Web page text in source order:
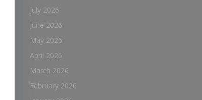
July 2026
June 2026
May 2026
April 2026
March 2026
February 2026